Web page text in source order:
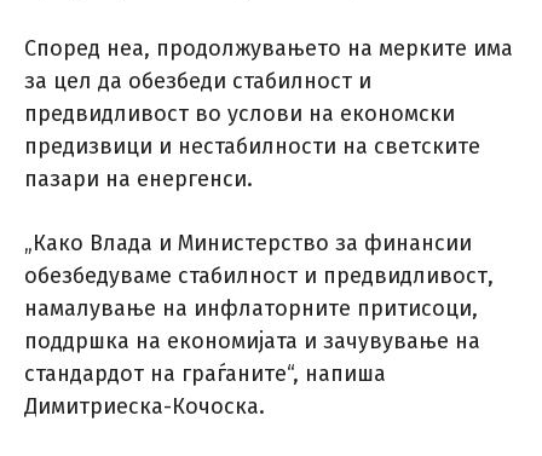
Според неа, продолжувањето на мерките има
за цел да обезбеди стабилност и
предвидливост во услови на економски
предизвици и нестабилности на светските
пазари на енергенси.
„Како Влада и Министерство за финансии
обезбедуваме стабилност и предвидливост,
намалување на инфлаторните притисоци,
поддршка на економијата и зачувување на
стандардот на граѓаните“, напиша
Димитриеска-Кочоска.